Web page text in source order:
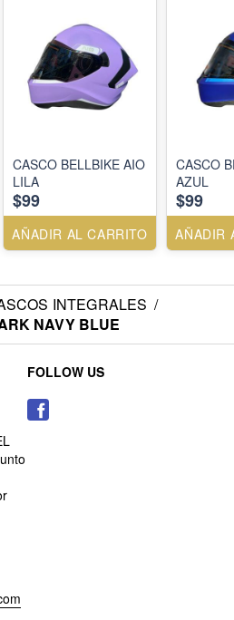
CASCO BELLBIKE AIO
LILA
$99
AÑADIR AL CARRITO
CASCO
AZUL
$99
AÑADIR
INTEGRALES /
NAVY BLUE
FOLLOW US